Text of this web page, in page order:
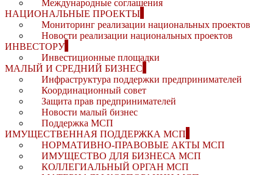
Международные соглашения
НАЦИОНАЛЬНЫЕ ПРОЕКТЫ
Мониторинг реализации национальных проектов
Новости реализации национальных проектов
ИНВЕСТОРУ
Инвестиционные площадки
МАЛЫЙ И СРЕДНИЙ БИЗНЕС
Инфраструктура поддержки предпринимателей
Координационный совет
Защита прав предпринимателей
Новости малый бизнес
Поддержка МСП
ИМУЩЕСТВЕННАЯ ПОДДЕРЖКА МСП
НОРМАТИВНО-ПРАВОВЫЕ АКТЫ МСП
ИМУЩЕСТВО ДЛЯ БИЗНЕСА МСП
КОЛЛЕГИАЛЬНЫЙ ОРГАН МСП